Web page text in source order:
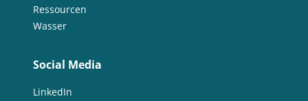
Ressourcen
Wasser
Social Media
LinkedIn